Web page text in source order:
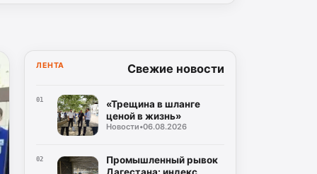
ЛЕНТА Свежие новости
01
«Трещина в шланге
ценой в жизнь»
Новости•06.08.2026
02
Промышленный рывок
Дагестана: индекс